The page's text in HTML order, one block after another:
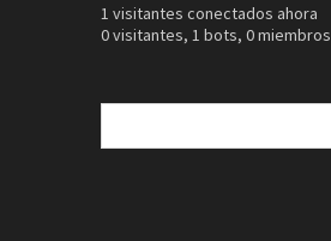
1 visitantes conectados ahora
0 visitantes, 1 bots, 0 miembros
Buscar: